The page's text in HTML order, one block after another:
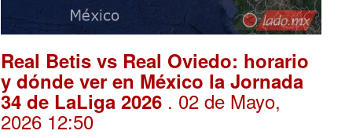
Real Betis vs Real Oviedo: horario
y dónde ver en México la Jornada
34 de LaLiga 2026 . 02 de Mayo,
2026 12:50